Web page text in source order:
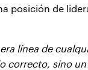
posición de
línea de
correcto, sino